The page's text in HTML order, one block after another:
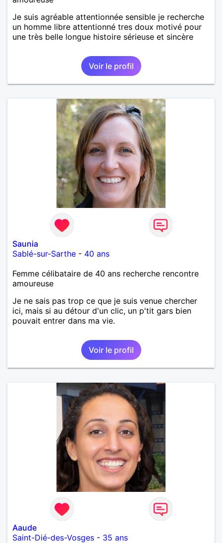
Je suis agréable attentionnée sensible je recherche
un homme libre attentionné tres doux motivé pour
une très belle longue histoire sérieuse et sincère
Voir le profil
Saunia
Sablé-sur-Sarthe - 40 ans
Femme célibataire de 40 ans recherche rencontre
amoureuse
Je ne sais pas trop ce que je suis venue chercher
ici, mais si au détour d'un clic, un p'tit gars bien
pouvait entrer dans ma vie.
Voir le profil
Aaude
Saint-Dié-des-Vosges - 35 ans